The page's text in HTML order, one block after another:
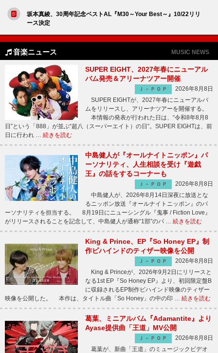
坂本真綾、30周年記念ベストAL『M30～Your Best～』10/22リリ
ース決定
音楽ニュース MUSIC NEWS
SUPER EIGHT、2027年春にニューアル
バム発売＆アリーナツアー開催
Ｊ－ＰＯＰ
2026年8月8日
SUPER EIGHTが、2027年春にニューアルバ
ムをリリースし、アリーナツアーを開催する。
本情報の発表が行われた日は、“令和8年8月8
日”という「888」が並ぶ“超八（スーパーエイト）の日”。SUPER EIGHTは、前
日に行われ … 続きを読む
中島健人が『オールナイトニッポン』パ
ーソナリティ、人生相談を受け『遊戯
王』の話をするコーナーも
Ｊ－ＰＯＰ
2026年8月8日
中島健人が、2026年8月14日深夜に放送とな
るニッポン放送『オールナイトニッポン』のパ
ーソナリティを担当する。 8月19日にニューシングル『鬼事 / Fiction Love』
がリリースされることを記念して、中島健人が通称“1部”のパ … 続きを読む
King & Prince、EP『So Honey EP』制
作ビハインドのティザー映像を公開
Ｊ－ＰＯＰ
2026年8月8日
King & Princeが、2026年9月2日にリリースと
なる1st EP『So Honey EP』より、初回限定盤B
に収録されるEP制作ビハインド映像のティザー
映像を公開した。 本作は、タイトル曲「So Honey」の中の印 … 続きを読む
葛葉、ミニアルバム『Adamantite』より
Ayase提供曲「王道」MV公開
Ｊ－ＰＯＰ
2026年8月8日
葛葉が、新曲「王道」のミュージックビデオ